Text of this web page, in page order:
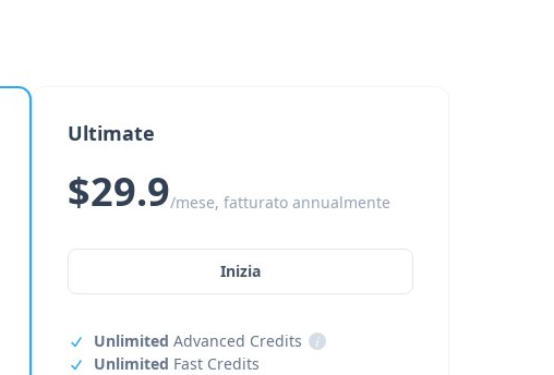
Ultimate
$29.9/mese, fatturato annualmente
Inizia
Unlimited Advanced Credits
i
Unlimited Fast Credits